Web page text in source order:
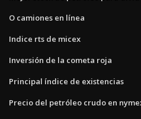
O camiones en línea
Indice rts de micex
Inversión de la cometa roja
Principal índice de existencias
Precio del petróleo crudo en